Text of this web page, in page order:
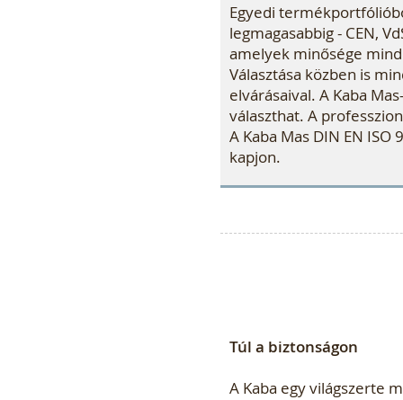
Egyedi
legmagasabbig - CEN,
amelyek minősége
Választása közben is
elvárásaival. A Kaba
választhat. A
A Kaba Mas DIN EN
kapjon.
Túl a biztonságon
A Kaba egy világszerte